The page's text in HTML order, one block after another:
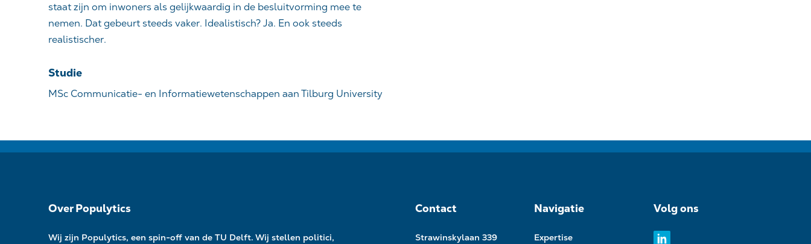
staat zijn om inwoners als gelijkwaardig in de besluitvorming mee te
nemen. Dat gebeurt steeds vaker. Idealistisch? Ja. En ook steeds
realistischer.
Studie
MSc Communicatie- en Informatiewetenschappen aan Tilburg University
Over Populytics
Wij zijn Populytics, een spin-off van de TU Delft. Wij stellen politici,
Contact
Strawinskylaan 339
Navigatie
Expertise
Volg ons